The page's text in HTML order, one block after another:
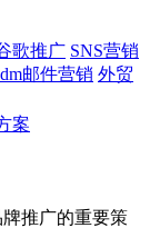
歌推广 SNS营销
邮件营销 外贸
案
推广的重要策